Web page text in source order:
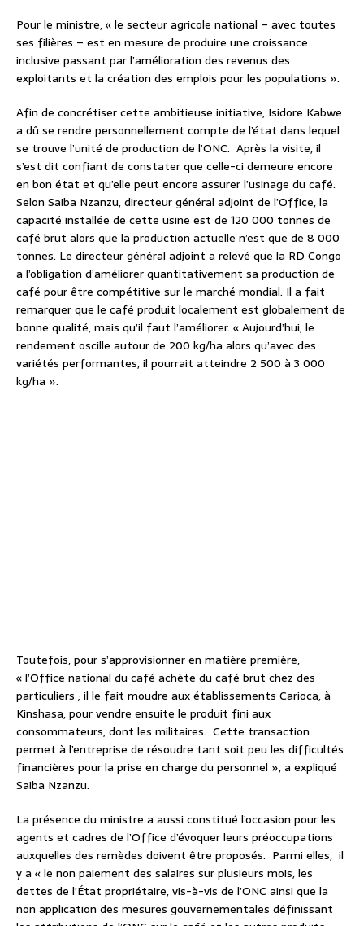
Pour le ministre, « le secteur agricole national – avec toutes
ses filières – est en mesure de produire une croissance
inclusive passant par l’amélioration des revenus des
exploitants et la création des emplois pour les populations ».
Afin de concrétiser cette ambitieuse initiative, Isidore Kabwe
a dû se rendre personnellement compte de l’état dans lequel
se trouve l’unité de production de l’ONC. Après la visite, il
s’est dit confiant de constater que celle-ci demeure encore
en bon état et qu’elle peut encore assurer l’usinage du café.
Selon Saiba Nzanzu, directeur général adjoint de l’Office, la
capacité installée de cette usine est de 120 000 tonnes de
café brut alors que la production actuelle n’est que de 8 000
tonnes. Le directeur général adjoint a relevé que la RD Congo
a l’obligation d’améliorer quantitativement sa production de
café pour être compétitive sur le marché mondial. Il a fait
remarquer que le café produit localement est globalement de
bonne qualité, mais qu’il faut l’améliorer. « Aujourd’hui, le
rendement oscille autour de 200 kg/ha alors qu’avec des
variétés performantes, il pourrait atteindre 2 500 à 3 000
kg/ha ».
Toutefois, pour s’approvisionner en matière première,
« l’Office national du café achète du café brut chez des
particuliers ; il le fait moudre aux établissements Carioca, à
Kinshasa, pour vendre ensuite le produit fini aux
consommateurs, dont les militaires. Cette transaction
permet à l’entreprise de résoudre tant soit peu les difficultés
financières pour la prise en charge du personnel », a expliqué
Saiba Nzanzu.
La présence du ministre a aussi constitué l’occasion pour les
agents et cadres de l’Office d’évoquer leurs préoccupations
auxquelles des remèdes doivent être proposés. Parmi elles, il
y a « le non paiement des salaires sur plusieurs mois, les
dettes de l’État propriétaire, vis-à-vis de l’ONC ainsi que la
non application des mesures gouvernementales définissant